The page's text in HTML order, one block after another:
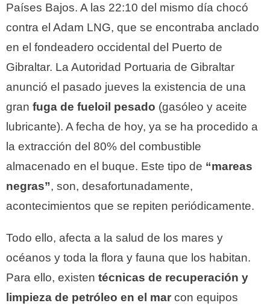
Países Bajos. A las 22:10 del mismo día chocó
contra el Adam LNG, que se encontraba anclado
en el fondeadero occidental del Puerto de
Gibraltar. La Autoridad Portuaria de Gibraltar
anunció el pasado jueves la existencia de una
gran fuga de fueloil pesado (gasóleo y aceite
lubricante). A fecha de hoy, ya se ha procedido a
la extracción del 80% del combustible
almacenado en el buque. Este tipo de “mareas
negras”, son, desafortunadamente,
acontecimientos que se repiten periódicamente.
Todo ello, afecta a la salud de los mares y
océanos y toda la flora y fauna que los habitan.
Para ello, existen técnicas de recuperación y
limpieza de petróleo en el mar con equipos